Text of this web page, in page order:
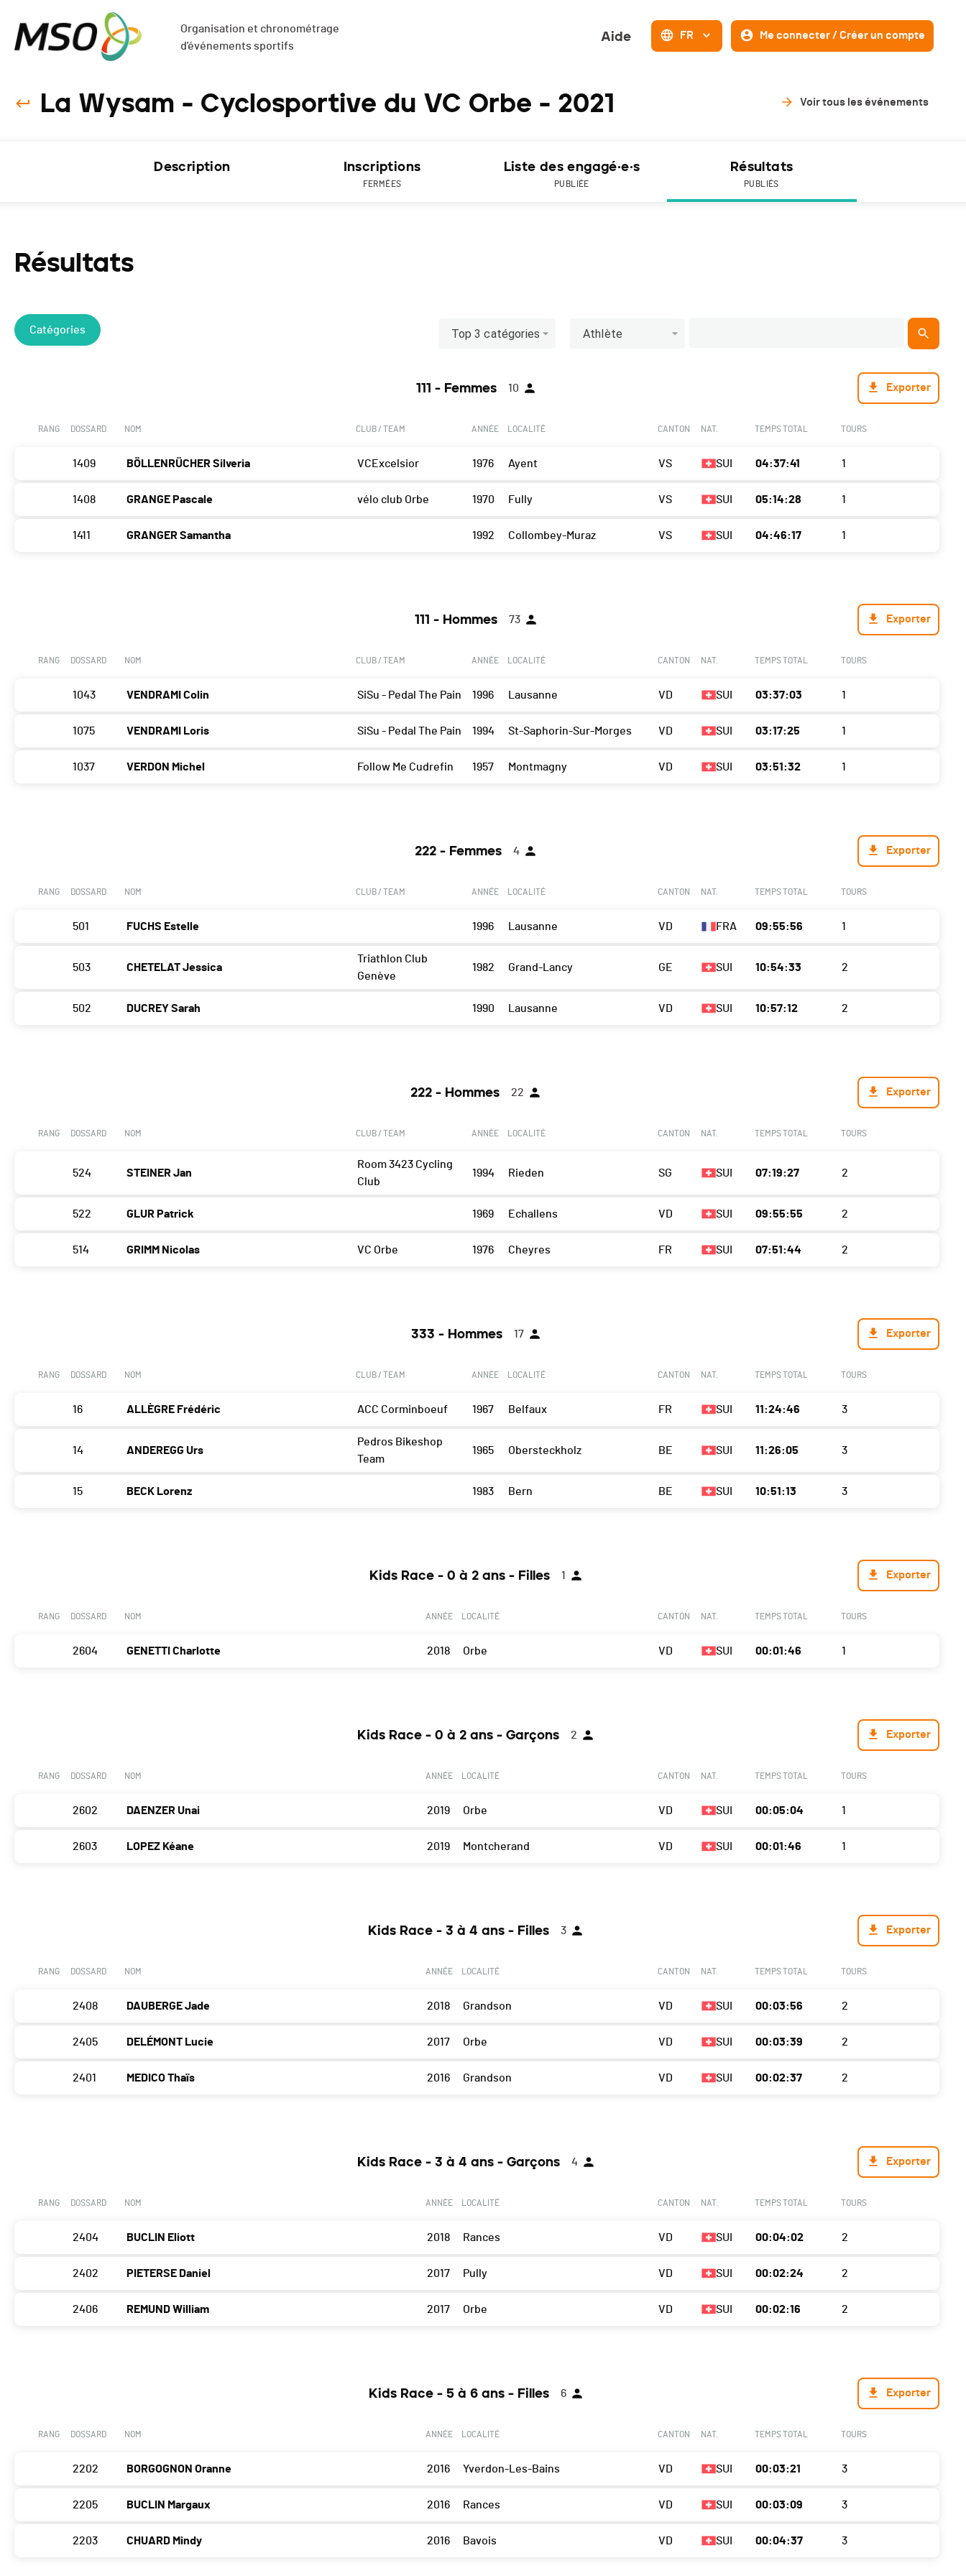
Organisation et chronométrage
d'événements sportifs
Aide FR Me connecter / Créer un compte
La Wysam - Cyclosportive du VC Orbe - 2021 Voir tous les événements
Description Inscriptions
FERMÉES
Liste des engagé·e·s
PUBLIÉE
Résultats
PUBLIÉS
Résultats
Catégories Top 3 catégories Athlète
111 - Femmes 10 Exporter
RANG DOSSARD NOM CLUB / TEAM ANNÉE LOCALITÉ CANTON NAT. TEMPS TOTAL TOURS
1409 BÖLLENRÜCHER Silveria VCExcelsior 1976 Ayent VS SUI 04:37:41 1
1408 GRANGE Pascale vélo club Orbe 1970 Fully VS SUI 05:14:28 1
1411 GRANGER Samantha 1992 Collombey-Muraz VS SUI 04:46:17 1
111 - Hommes 73 Exporter
RANG DOSSARD NOM CLUB / TEAM ANNÉE LOCALITÉ CANTON NAT. TEMPS TOTAL TOURS
1043 VENDRAMI Colin SiSu - Pedal The Pain 1996 Lausanne VD SUI 03:37:03 1
1075 VENDRAMI Loris SiSu - Pedal The Pain 1994 St-Saphorin-Sur-Morges VD SUI 03:17:25 1
1037 VERDON Michel Follow Me Cudrefin 1957 Montmagny VD SUI 03:51:32 1
222 - Femmes 4 Exporter
RANG DOSSARD NOM CLUB / TEAM ANNÉE LOCALITÉ CANTON NAT. TEMPS TOTAL TOURS
501 FUCHS Estelle 1996 Lausanne VD FRA 09:55:56 1
503 CHETELAT Jessica
Triathlon Club
Genève
1982 Grand-Lancy GE SUI 10:54:33 2
502 DUCREY Sarah 1990 Lausanne VD SUI 10:57:12 2
222 - Hommes 22 Exporter
RANG DOSSARD NOM CLUB / TEAM ANNÉE LOCALITÉ CANTON NAT. TEMPS TOTAL TOURS
524 STEINER Jan
Room 3423 Cycling
Club
1994 Rieden SG SUI 07:19:27 2
522 GLUR Patrick 1969 Echallens VD SUI 09:55:55 2
514 GRIMM Nicolas VC Orbe 1976 Cheyres FR SUI 07:51:44 2
333 - Hommes 17 Exporter
RANG DOSSARD NOM CLUB / TEAM ANNÉE LOCALITÉ CANTON NAT. TEMPS TOTAL TOURS
16 ALLÈGRE Frédéric ACC Corminboeuf 1967 Belfaux FR SUI 11:24:46 3
14 ANDEREGG Urs
Pedros Bikeshop
Team
1965 Obersteckholz BE SUI 11:26:05 3
15 BECK Lorenz 1983 Bern BE SUI 10:51:13 3
Kids Race - 0 à 2 ans - Filles 1 Exporter
RANG DOSSARD NOM ANNÉE LOCALITÉ CANTON NAT. TEMPS TOTAL TOURS
2604 GENETTI Charlotte 2018 Orbe VD SUI 00:01:46 1
Kids Race - 0 à 2 ans - Garçons 2 Exporter
RANG DOSSARD NOM ANNÉE LOCALITÉ CANTON NAT. TEMPS TOTAL TOURS
2602 DAENZER Unai 2019 Orbe VD SUI 00:05:04 1
2603 LOPEZ Kéane 2019 Montcherand VD SUI 00:01:46 1
Kids Race - 3 à 4 ans - Filles 3 Exporter
RANG DOSSARD NOM ANNÉE LOCALITÉ CANTON NAT. TEMPS TOTAL TOURS
2408 DAUBERGE Jade 2018 Grandson VD SUI 00:03:56 2
2405 DELÉMONT Lucie 2017 Orbe VD SUI 00:03:39 2
2401 MEDICO Thaïs 2016 Grandson VD SUI 00:02:37 2
Kids Race - 3 à 4 ans - Garçons 4 Exporter
RANG DOSSARD NOM ANNÉE LOCALITÉ CANTON NAT. TEMPS TOTAL TOURS
2404 BUCLIN Eliott 2018 Rances VD SUI 00:04:02 2
2402 PIETERSE Daniel 2017 Pully VD SUI 00:02:24 2
2406 REMUND William 2017 Orbe VD SUI 00:02:16 2
Kids Race - 5 à 6 ans - Filles 6 Exporter
RANG DOSSARD NOM ANNÉE LOCALITÉ CANTON NAT. TEMPS TOTAL TOURS
2202 BORGOGNON Oranne 2016 Yverdon-Les-Bains VD SUI 00:03:21 3
2205 BUCLIN Margaux 2016 Rances VD SUI 00:03:09 3
2203 CHUARD Mindy 2016 Bavois VD SUI 00:04:37 3